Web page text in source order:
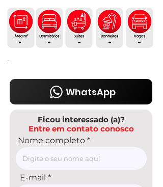
-
-
- - -
-
WhatsApp
Ficou interessado (a)?
Entre em contato conosco
Nome completo
E-mail